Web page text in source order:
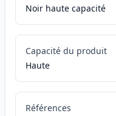
Noir haute capacité
Capacité du produit
Haute
Références